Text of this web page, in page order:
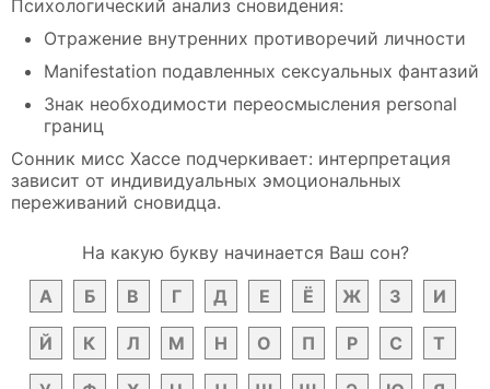
Психологический анализ сновидения:
Отражение внутренних противоречий личности
Manifestation подавленных сексуальных фантазий
Знак необходимости переосмысления personal
границ
Сонник мисс Хассе подчеркивает: интерпретация
зависит от индивидуальных эмоциональных
переживаний сновидца.
На какую букву начинается Ваш сон?
А
Б В Г Д Е Ё Ж З И
Й К Л М Н О П Р С Т